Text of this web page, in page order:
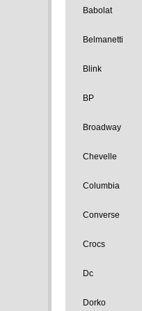
Babolat
Belmanetti
Blink
BP
Broadway
Chevelle
Columbia
Converse
Crocs
Dc
Dorko